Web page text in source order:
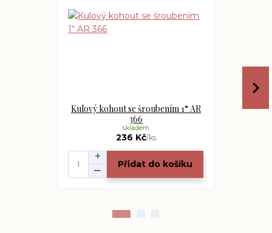
Kulový kohout se šroubením 1“ AR
366
236 Kč/ks
skladem
Přidat do košíku
Kulový